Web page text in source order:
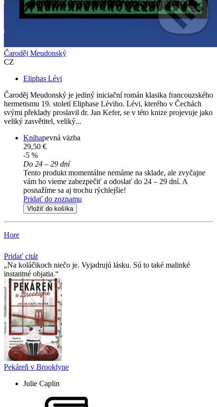
Čaroděj Meudonský
CZ
Eliphas Lévi
Čaroděj Meudonský je jediný iniciační román klasika francouzského
hermetismu 19. století Eliphase Léviho. Lévi, kterého v Čechách
svými překlady proslavil dr. Jan Kefer, se v této knize projevuje jako
veliký zasvětitel, veliký...
Knihapevná väzba
29,50 €
-5 %
Do 24 – 29 dní
Tento produkt momentálne nemáme na sklade, ale zvyčajne
vám ho vieme zabezpečiť a odoslať do 24 – 29 dní. A
posnažíme sa aj trochu rýchlejšie!
Pridať do zoznamu
Vložiť do košíka
Hore
Pridať citát
Na koláčikoch niečo je. Vyjadrujú lásku. Sú to také malinké
instantné objatia.
Pekáreň v Brooklyne
Julie Caplin